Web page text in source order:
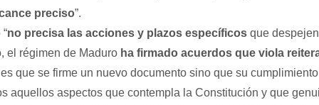
preciso”.
no precisa las acciones y plazos específicos que
el régimen de Maduro ha firmado acuerdos que viola
que se firme un nuevo documento sino que su
aquellos aspectos que contempla la Constitución y que